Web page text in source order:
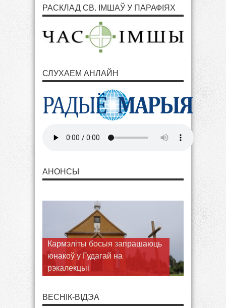
РАСКЛАД СВ. ІМШАЎ У ПАРАФІЯХ
СЛУХАЕМ АНЛАЙН
АНОНСЫ
Запрашаем разам з Марыяй
шукаць Волі Божай у
пілігрымцы ў Браслаў
ВЕСНІК-ВІДЭА